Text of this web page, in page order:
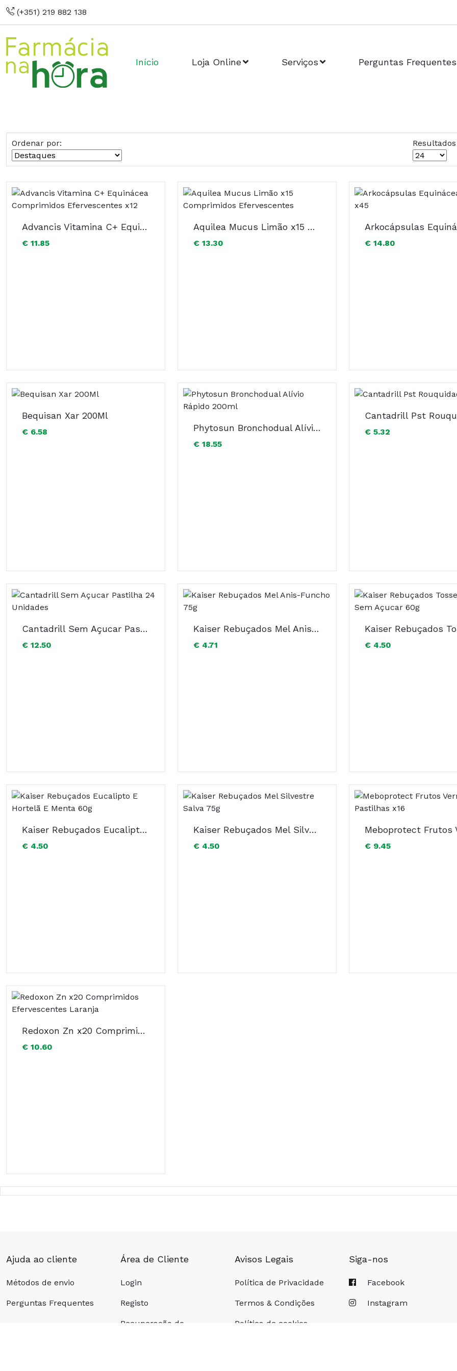
(+351) 219 882 138
Início Loja Online Serviços Perguntas Frequentes
Ordenar por:
Advancis Vitamina C+ Equinácea Comprimidos Efervescentes x12
€ 11.85
Aquilea Mucus Limão x15 Comprimidos Efervescentes
€ 13.30 € 14.80
Bequisan Xar 200Ml
€ 6.58 Phytosun Bronchodual Alívio Rápido 200ml
€ 18.55
€ 5.32
Cantadrill Sem Açucar Pastilha 24 Unidades
€ 12.50
Kaiser Rebuçados Mel Anis-Funcho 75g
€ 4.71 € 4.50
Kaiser Rebuçados Eucalipto E Hortelã E Menta 60g
€ 4.50
Kaiser Rebuçados Mel Silvestre Salva 75g
€ 4.50 € 9.45
Redoxon Zn x20 Comprimidos Efervescentes Laranja
€ 10.60
Ajuda ao cliente
Métodos de envio
Perguntas Frequentes
Área de Cliente
Login
Registo
Recuperação de
Avisos Legais
Política de Privacidade
Termos & Condições
Política de cookies
Siga-nos
Facebook
Instagram